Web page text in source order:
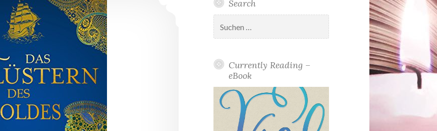
Search
nach:
Currently Reading –
eBook